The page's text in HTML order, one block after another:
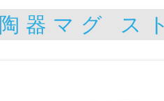
陶器マグ ス